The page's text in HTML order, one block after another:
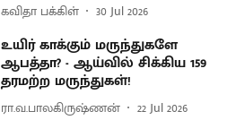
கவிதா பக்கிள் 30 Jul 2026
​உயிர் காக்கும் மருந்துகளே
ஆபத்தா? - ஆய்வில் சிக்கிய 159
தரமற்ற மருந்துகள்!
ரா.வ.பாலகிருஷ்ணன் 22 Jul 2026